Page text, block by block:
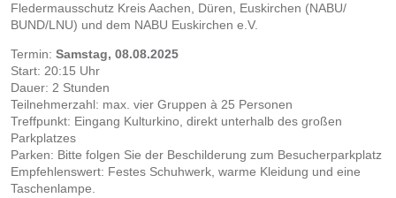
Fledermausschutz Kreis Aachen, Düren, Euskirchen (NABU/
BUND/LNU) und dem NABU Euskirchen e.V.
Termin: Samstag, 08.08.2025
Start: 20:15 Uhr
Dauer: 2 Stunden
Teilnehmerzahl: max. vier Gruppen à 25 Personen
Treffpunkt: Eingang Kulturkino, direkt unterhalb des großen
Parkplatzes
Parken: Bitte folgen Sie der Beschilderung zum Besucherparkplatz
Empfehlenswert: Festes Schuhwerk, warme Kleidung und eine
Taschenlampe.